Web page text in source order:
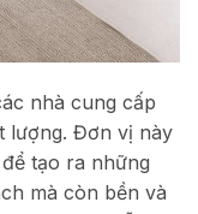
nhà cung cấp
lượng. Đơn vị này
tạo ra những
mà còn bền và